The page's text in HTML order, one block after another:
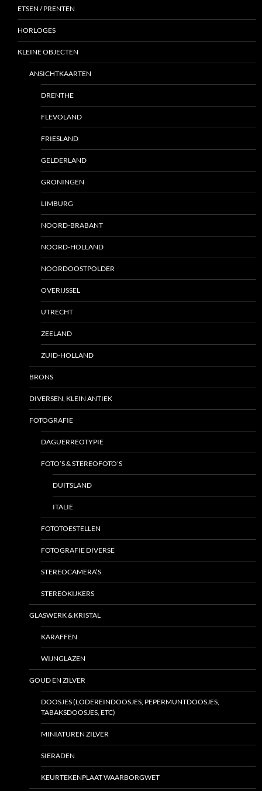
ETSEN / PRENTEN
HORLOGES
KLEINE OBJECTEN
ANSICHTKAARTEN
DRENTHE
FLEVOLAND
FRIESLAND
GELDERLAND
GRONINGEN
LIMBURG
NOORD-BRABANT
NOORD-HOLLAND
NOORDOOSTPOLDER
OVERIJSSEL
UTRECHT
ZEELAND
ZUID-HOLLAND
BRONS
DIVERSEN, KLEIN ANTIEK
FOTOGRAFIE
DAGUERREOTYPIE
FOTO’S & STEREOFOTO’S
DUITSLAND
ITALIE
FOTOTOESTELLEN
FOTOGRAFIE DIVERSE
STEREOCAMERA’S
STEREOKIJKERS
GLASWERK & KRISTAL
KARAFFEN
WIJNGLAZEN
GOUD EN ZILVER
DOOSJES (LODEREINDOOSJES, PEPERMUNTDOOSJES,
TABAKSDOOSJES, ETC)
MINIATUREN ZILVER
SIERADEN
KEURTEKENPLAAT WAARBORGWET